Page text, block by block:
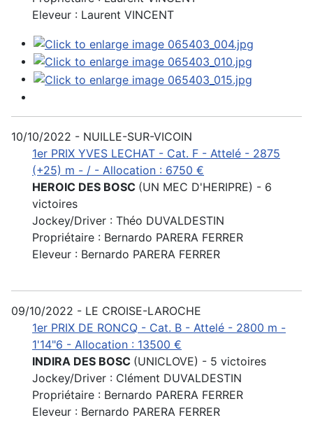
Eleveur : Laurent VINCENT
10/10/2022 - NUILLE-SUR-VICOIN
1er PRIX YVES LECHAT - Cat. F - Attelé - 2875
(+25) m - / - Allocation : 6750 €
HEROIC DES BOSC (UN MEC D'HERIPRE) - 6
victoires
Jockey/Driver : Théo DUVALDESTIN
Propriétaire : Bernardo PARERA FERRER
Eleveur : Bernardo PARERA FERRER
09/10/2022 - LE CROISE-LAROCHE
1er PRIX DE RONCQ - Cat. B - Attelé - 2800 m -
1'14"6 - Allocation : 13500 €
INDIRA DES BOSC (UNICLOVE) - 5 victoires
Jockey/Driver : Clément DUVALDESTIN
Propriétaire : Bernardo PARERA FERRER
Eleveur : Bernardo PARERA FERRER